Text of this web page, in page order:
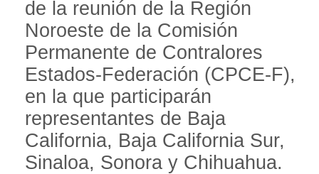
de la reunión de la Región
Noroeste de la Comisión
Permanente de Contralores
Estados-Federación (CPCE-F),
en la que participarán
representantes de Baja
California, Baja California Sur,
Sinaloa, Sonora y Chihuahua.